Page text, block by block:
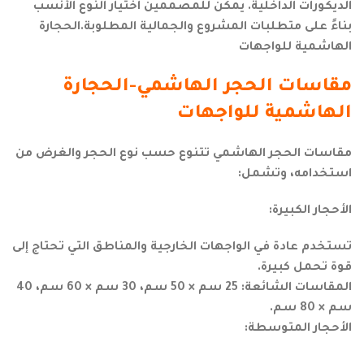
الديكورات الداخلية. يمكن للمصممين اختيار النوع الأنسب
بناءً على متطلبات المشروع والجمالية المطلوبة.الحجارة
الهاشمية للواجهات
مقاسات الحجر الهاشمي-الحجارة
الهاشمية للواجهات
مقاسات الحجر الهاشمي تتنوع حسب نوع الحجر والغرض من
استخدامه، وتشمل:
الأحجار الكبيرة:
تستخدم عادة في الواجهات الخارجية والمناطق التي تحتاج إلى
قوة تحمل كبيرة.
المقاسات الشائعة: 25 سم × 50 سم، 30 سم × 60 سم، 40
سم × 80 سم.
الأحجار المتوسطة: